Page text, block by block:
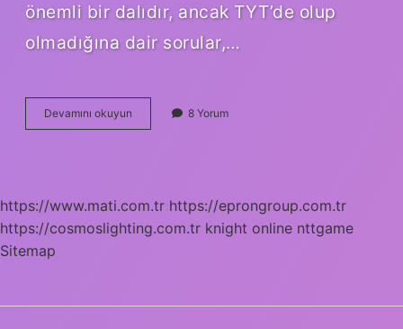
önemli bir dalıdır, ancak TYT’de olup
olmadığına dair sorular,…
Devamını okuyun
de
8 Yorum
https://www.mati.com.tr https://eprongroup.com.tr
https://cosmoslighting.com.tr knight online nttgame
Sitemap